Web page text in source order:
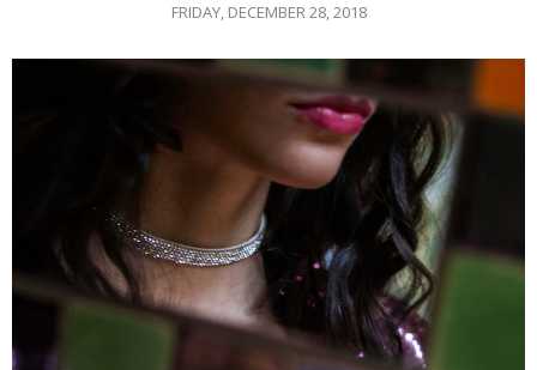
FRIDAY, DECEMBER 28, 2018